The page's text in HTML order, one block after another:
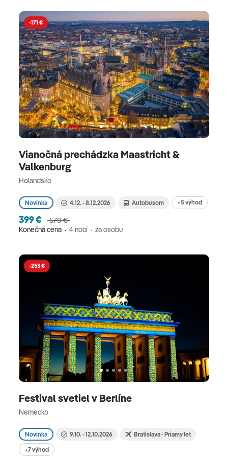
-171 €
Vianočná prechádzka Maastricht &
Valkenburg
Holandsko
Novinka 4.12. - 8.12.2026 Autobusom +5 výhod
399 €
570 €
Konečná cena
4 nocí za osobu
-253 €
Festival svetiel v Berlíne
Nemecko
Novinka 9.10. - 12.10.2026 Bratislava - Priamy let
+7 výhod